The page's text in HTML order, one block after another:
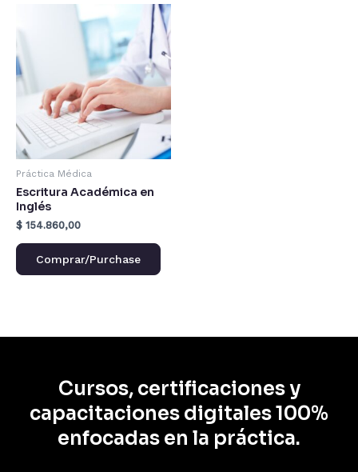
Práctica Médica
Escritura Académica en
Inglés
$ 154.860,00
Comprar/Purchase
Cursos, certificaciones y
capacitaciones digitales 100%
enfocadas en la práctica.